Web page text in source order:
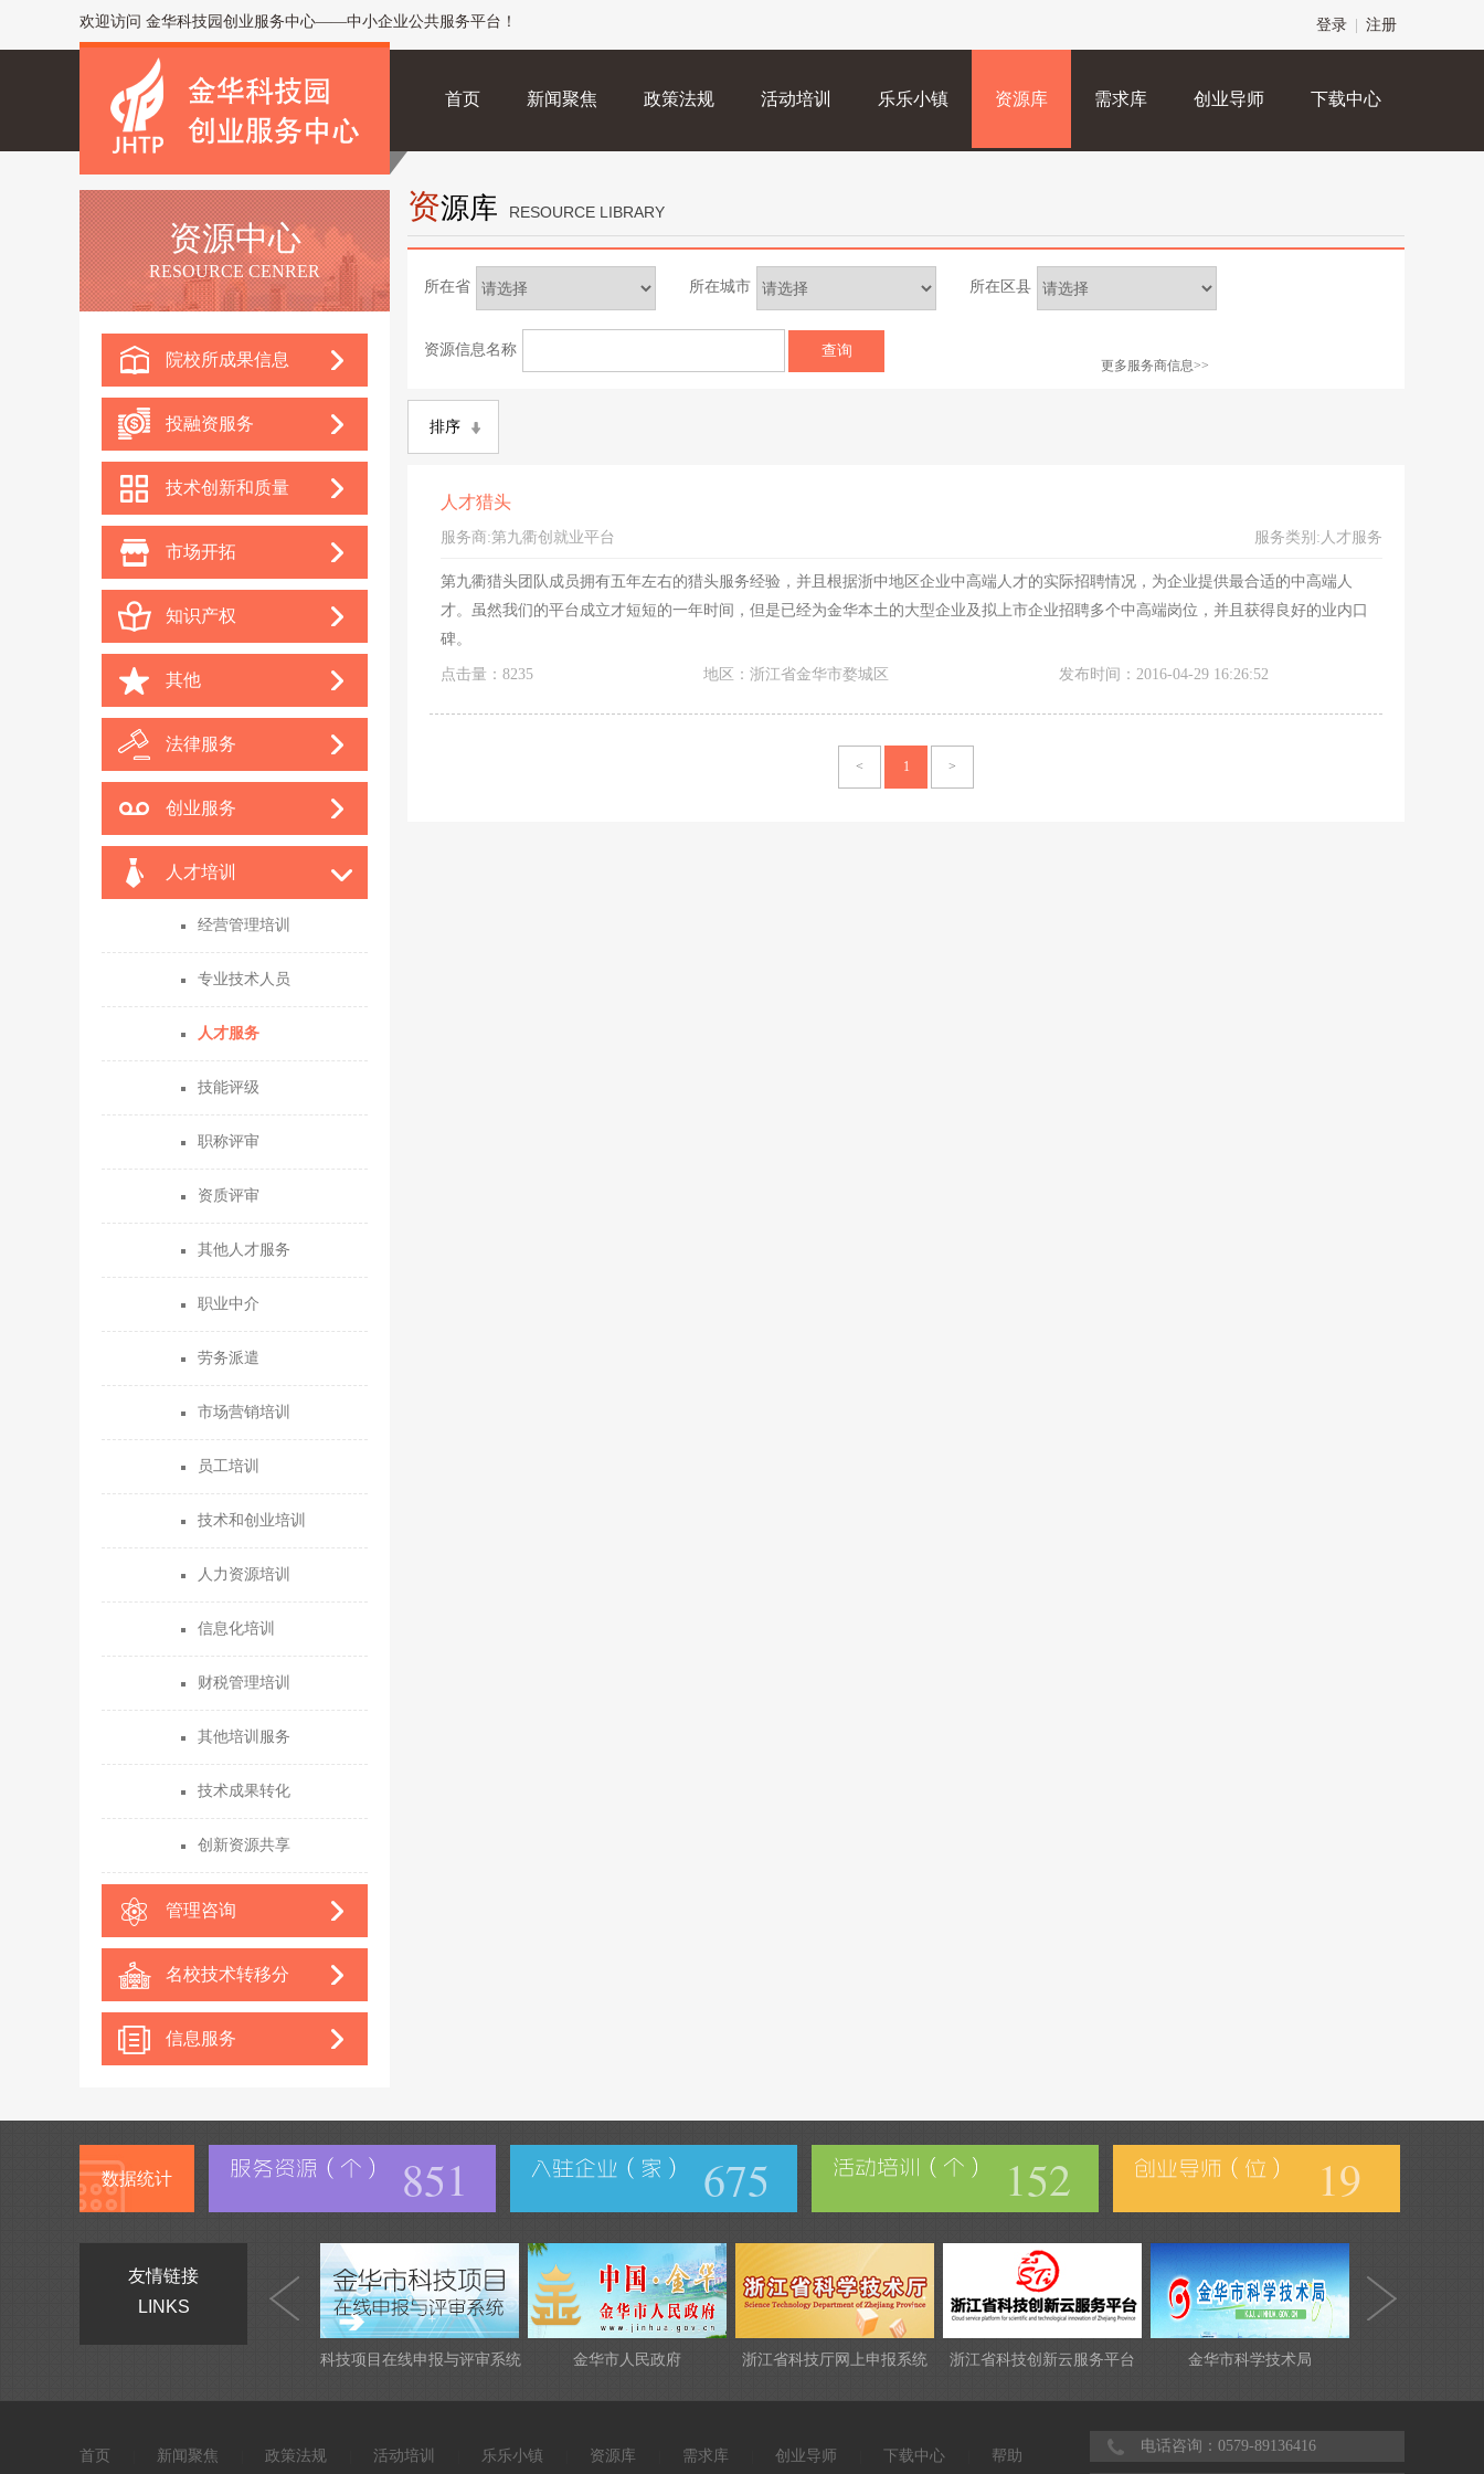
欢迎访问 金华科技园创业服务中心——中小企业公共服务平台！ 登录 注册
首页 新闻聚焦 政策法规 活动培训 乐乐小镇 资源库 需求库 创业导师 下载中心
资源中心
RESOURCE CENRER
院校所成果信息
投融资服务
技术创新和质量
市场开拓
知识产权
其他
法律服务
创业服务
人才培训
经营管理培训
专业技术人员
人才服务
技能评级
职称评审
资质评审
其他人才服务
职业中介
劳务派遣
市场营销培训
员工培训
技术和创业培训
人力资源培训
信息化培训
财税管理培训
其他培训服务
技术成果转化
创新资源共享
管理咨询
名校技术转移分
中心
信息服务
资源库 RESOURCE LIBRARY
所在省 所在城市 所在区县
资源信息名称
更多服务商信息>>
排序
人才猎头
服务商:第九衢创就业平台 服务类别:人才服务
第九衢猎头团队成员拥有五年左右的猎头服务经验，并且根据浙中地区企业中高端人才的实际招聘情况，为企业提供最合适的中高端人
才。虽然我们的平台成立才短短的一年时间，但是已经为金华本土的大型企业及拟上市企业招聘多个中高端岗位，并且获得良好的业内口
碑。
点击量：8235 地区：浙江省金华市婺城区 发布时间：2016-04-29 16:26:52
< 1 >
数据统计 851 675 152 19
友情链接
LINKS
科技项目在线申报与评审系统 金华市人民政府 浙江省科技厅网上申报系统 浙江省科技创新云服务平台 金华市科学技术局
首页 新闻聚焦 政策法规 活动培训 乐乐小镇 资源库 需求库 创业导师 下载中心 帮助
电话咨询：0579-89136416